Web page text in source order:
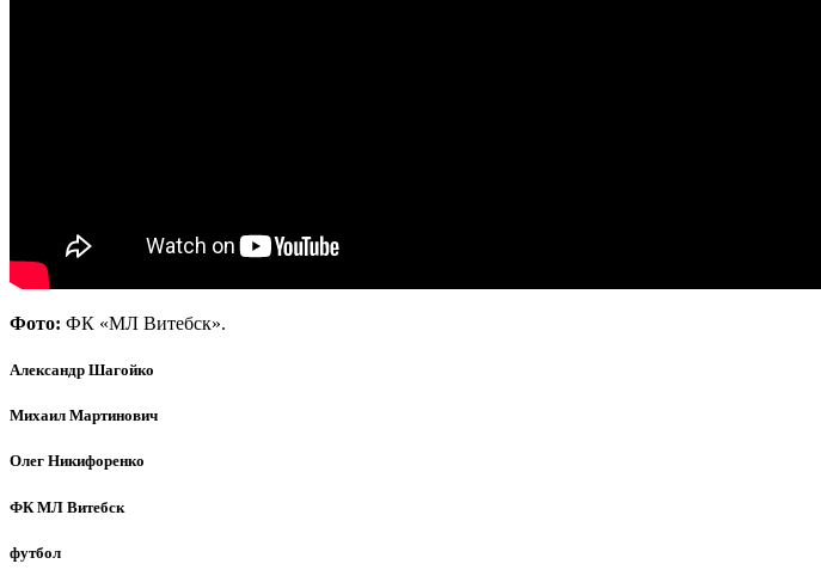
Фото: ФК «МЛ Витебск».
Александр Шагойко
Михаил Мартинович
Олег Никифоренко
ФК МЛ Витебск
футбол